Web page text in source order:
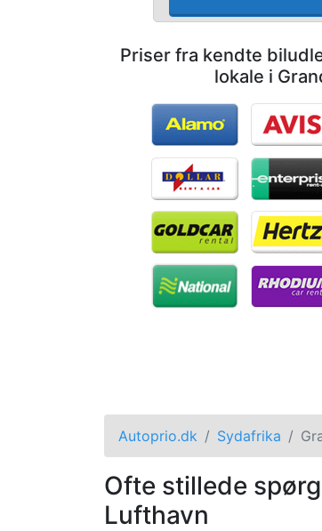
Priser fra kendte
lokale i
Autoprio.dk Sydafrika
Ofte stillede
Lufthavn